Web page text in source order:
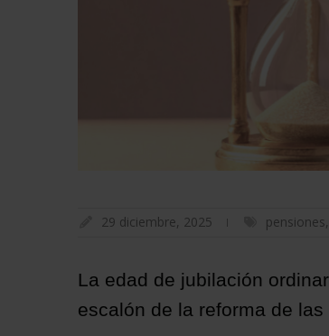
29 diciembre, 2025 pensiones,
La edad de jubilación
escalón de la reforma de